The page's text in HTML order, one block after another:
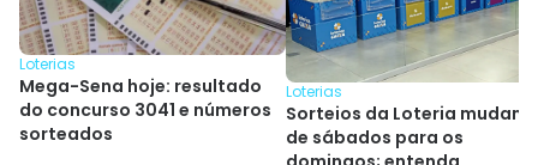
Loterias
Mega-Sena hoje: resultado
do concurso 3041 e números
sorteados
Loterias
Sorteios da Loteria mudam
de sábados para os